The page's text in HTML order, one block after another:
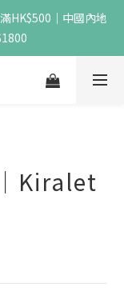
HK$500｜中國內地
Kiralet